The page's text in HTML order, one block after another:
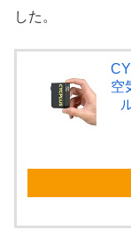
した。
空